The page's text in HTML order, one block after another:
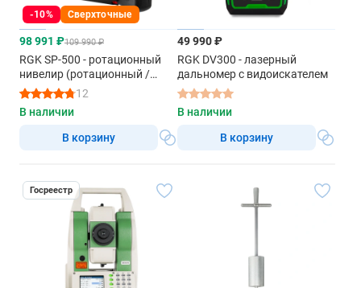
-10% Сверхточные
98 991 ₽109 990 ₽
RGK SP-500 - ротационный
нивелир (ротационный /
красный луч / 900м с
приемником / АКБ)
12
В наличии
В корзину
49 990 ₽
RGK DV300 - лазерный
дальномер с видоискателем
В наличии
В корзину
Госреестр